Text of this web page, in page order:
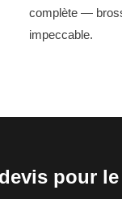
complète —
impeccable.
pour